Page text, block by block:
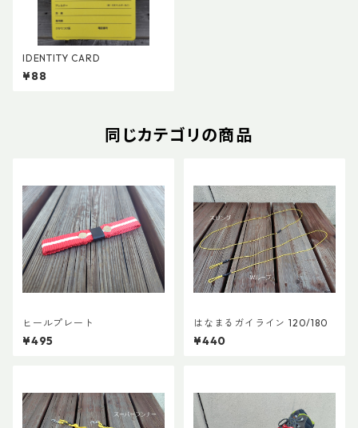
IDENTITY CARD
¥88
同じカテゴリの商品
ヒールプレート
¥495
はなまるガイライン 120/180
¥440